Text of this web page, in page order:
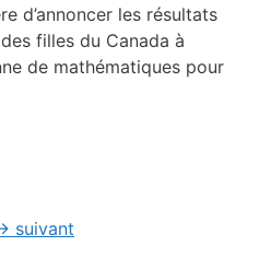
d’annoncer les résultats
filles du Canada à
de mathématiques pour
suivant